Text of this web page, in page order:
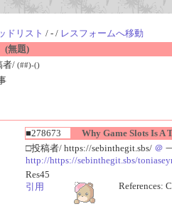
ドリスト / - / レスフォームへ移動
(無題)
者/ (##)-()
■278673
Why Game Slots Is A
□投稿者/ https://sebinthegit.sbs/ ＠
http://https://sebinthegit.sbs/
Res45
引用
References: